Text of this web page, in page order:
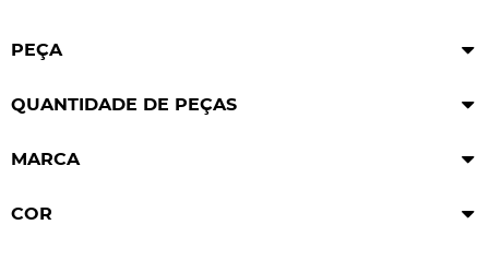
PEÇA
QUANTIDADE DE PEÇAS
MARCA
COR